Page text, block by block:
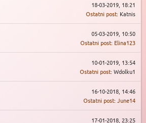
18-03-2019, 18:21
Ostatni post: Katnis
05-03-2019, 10:50
Ostatni post: Elina123
10-01-2019, 13:54
Ostatni post: Wdolku1
16-10-2018, 14:46
Ostatni post: June14
17-01-2018, 23:25